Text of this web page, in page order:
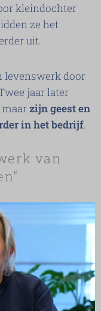
kleindochter
ze het
uit.
levenswerk door
jaar later
zijn geest en
in het bedrijf.
van